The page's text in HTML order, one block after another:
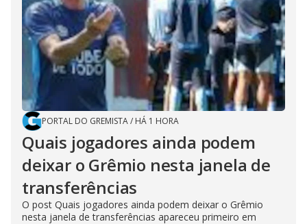
PORTAL DO GREMISTA/ HÁ 1 HORA
Quais jogadores ainda podem
deixar o Grêmio nesta janela de
transferências
O post Quais jogadores ainda podem deixar o Grêmio
nesta janela de transferências apareceu primeiro em